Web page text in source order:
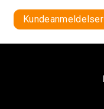
Kundeanmeldelser